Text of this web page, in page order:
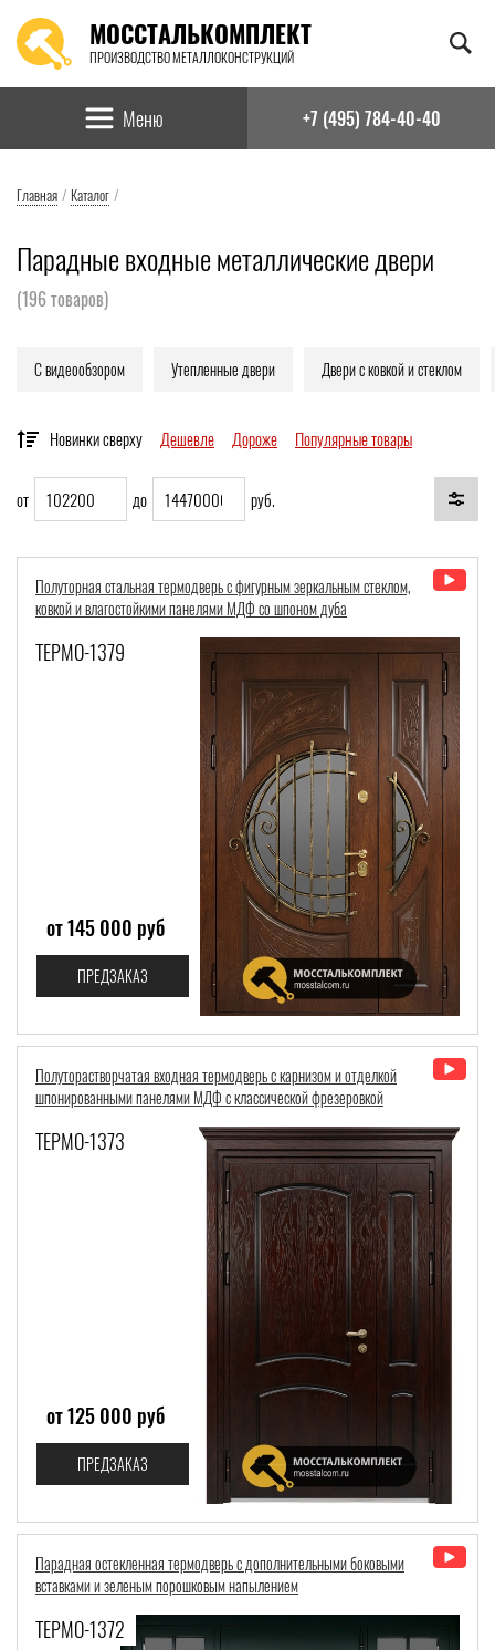
МОССТАЛЬКОМПЛЕКТ
ПРОИЗВОДСТВО МЕТАЛЛОКОНСТРУКЦИЙ
Найти:
Меню +7 (495) 784-40-40
Главная / Каталог /
Парадные входные металлические двери
(196товаров)
С видеообзором Утепленные двери Двери с ковкой и стеклом
Новинки сверху Дешевле Дороже Популярные товары
от до руб.
Терморазрыв Со скидкой
Толщина полотна:
Толщина коробки:
Полуторная стальная термодверь с фигурным зеркальным стеклом,
ковкой и влагостойкими панелями МДФ со шпоном дуба
ТЕРМО-1379
от 145 000 руб
ПРЕДЗАКАЗ
Полуторастворчатая входная термодверь с карнизом и отделкой
шпонированными панелями МДФ с классической фрезеровкой
ТЕРМО-1373
от 125 000 руб
ПРЕДЗАКАЗ
Парадная остекленная термодверь с дополнительными боковыми
вставками и зеленым порошковым напылением
ТЕРМО-1372